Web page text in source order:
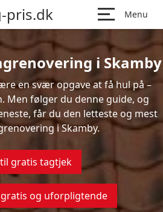
pris.dk Menu
i Skamby
en svær opgave at få hul på –
Men følger du denne guide, og
får du den letteste og mest
i Skamby.
gratis tagtjek
gratis og uforpligtende